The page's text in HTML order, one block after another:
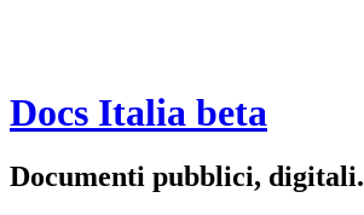
Docs Italia beta
Documenti pubblici, digitali.